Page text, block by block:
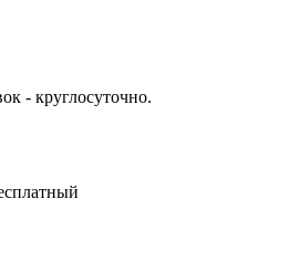
- круглосуточно.